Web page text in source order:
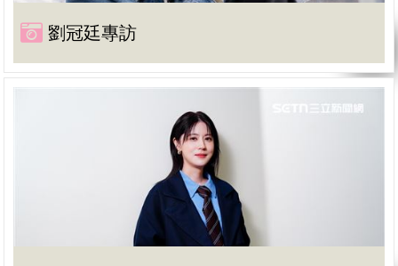
劉冠廷專訪